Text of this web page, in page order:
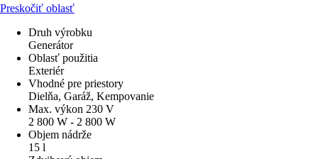
Preskočiť oblasť
Druh výrobku
Generátor
Oblasť použitia
Exteriér
Vhodné pre priestory
Dielňa, Garáž, Kempovanie
Max. výkon 230 V
2 800 W - 2 800 W
Objem nádrže
15 l